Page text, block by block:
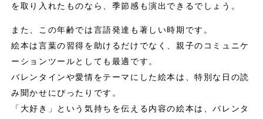
を取り入れたものなら、季節感も演出できるでしょう。
また、この年齢では言語発達も著しい時期です。
絵本は言葉の習得を助けるだけでなく、親子のコミュニケ
ーションツールとしても最適です。
バレンタインや愛情をテーマにした絵本は、特別な日の読
み聞かせにぴったりです。
「大好き」という気持ちを伝える内容の絵本は、バレンタ